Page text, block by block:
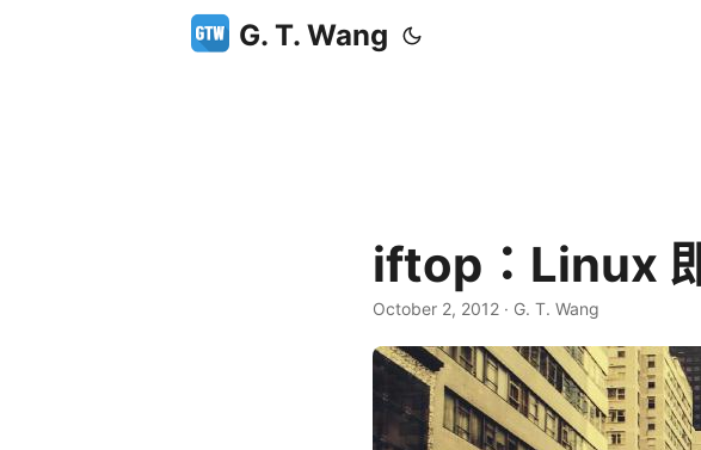
G. T. Wang
iftop：Linux
October 2, 2012 · G. T. Wang